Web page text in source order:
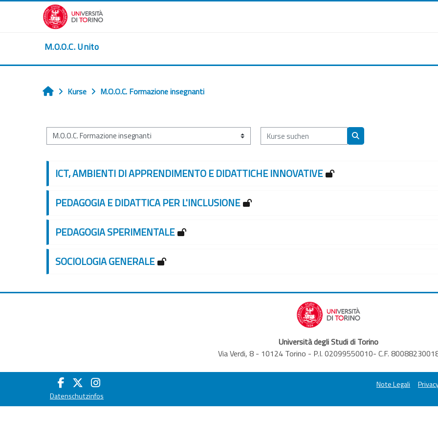
Zum Hauptinhalt
M.O.O.C. Unito
Startseite
Kurse M.O.O.C. Formazione insegnanti
Kursbereiche
Kurse suchen
Kurse suchen
ICT, AMBIENTI DI APPRENDIMENTO E DIDATTICHE INNOVATIVE
PEDAGOGIA E DIDATTICA PER L'INCLUSIONE
PEDAGOGIA SPERIMENTALE
SOCIOLOGIA GENERALE
Università degli Studi di Torino
Via Verdi, 8 - 10124 Torino - P.I. 02099550010- C.F.
Note Legali
Datenschutzinfos